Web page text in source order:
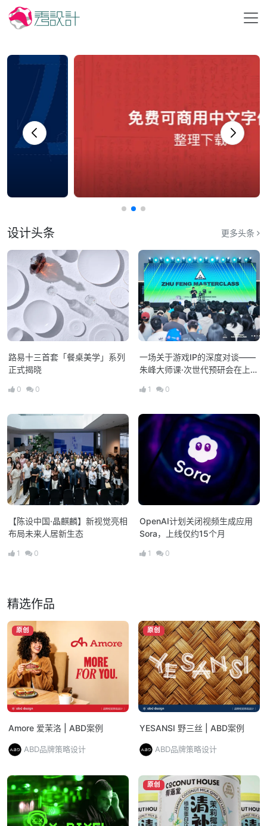
设计头条 更多头条
路易十三首套「餐桌美学」系列
正式揭晓
0 0
一场关于游戏IP的深度对谈——
朱峰大师课·次世代预研会在上海
1 0
【陈设中国·晶麒麟】新视觉亮相
布局未来人居新生态
1 0
OpenAI计划关闭视频生成应用
Sora，上线仅约15个月
1 0
精选作品
原创
Amore 爱茉洛 | ABD案例
ABD品牌策略设计
原创
YESANSI 野三丝 | ABD案例
ABD品牌策略设计
原创